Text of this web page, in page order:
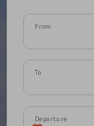
From
To
Departure